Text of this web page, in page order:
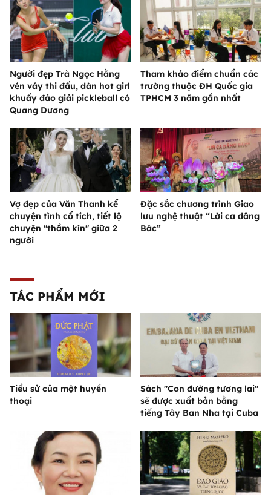
Người đẹp Trà Ngọc Hằng
vén váy thi đấu, dàn hot girl
khuấy đảo giải pickleball có
Quang Dương
Tham khảo điểm chuẩn các
trường thuộc ĐH Quốc gia
TPHCM 3 năm gần nhất
Vợ đẹp của Văn Thanh kể
chuyện tình cổ tích, tiết lộ
chuyện "thầm kín" giữa 2
người
Đặc sắc chương trình Giao
lưu nghệ thuật “Lời ca dâng
Bác”
TÁC PHẨM MỚI
Tiểu sử của một huyền
thoại
Sách "Con đường tương lai"
sẽ được xuất bản bằng
tiếng Tây Ban Nha tại Cuba